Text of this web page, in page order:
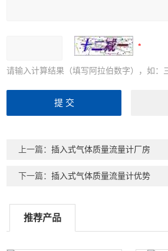
请输入计算结果（填写阿拉伯数字），如：
上一篇：插入式气体质量流量计厂房
下一篇：插入式气体质量流量计优势
推荐产品